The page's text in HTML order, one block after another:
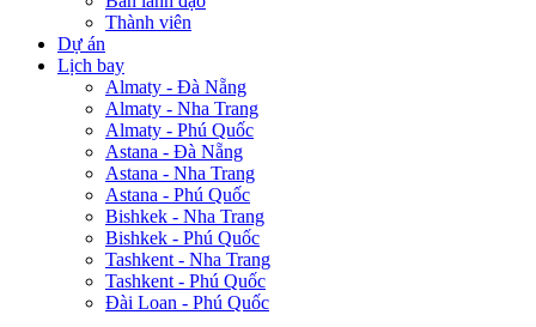
Thành viên
Dự án
Lịch bay
Almaty - Đà Nẵng
Almaty - Nha Trang
Almaty - Phú Quốc
Astana - Đà Nẵng
Astana - Nha Trang
Astana - Phú Quốc
Bishkek - Nha Trang
Bishkek - Phú Quốc
Tashkent - Nha Trang
Tashkent - Phú Quốc
Đài Loan - Phú Quốc